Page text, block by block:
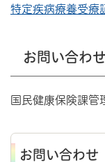
特定疾病療養受療
お問い合わせ
国民健康保険課
お問い合わせ